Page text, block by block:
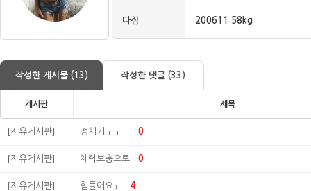
다짐 200611 58kg
작성한 게시물 (13) 작성한 댓글 (33)
게시판 제목
[자유게시판] 정체기ㅜㅜㅜ 0
[자유게시판] 체력보충으로 0
[자유게시판] 힘들어요ㅠ 4